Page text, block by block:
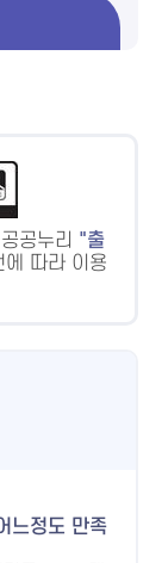
공누리
출
에 따라 이용
느정도 만족